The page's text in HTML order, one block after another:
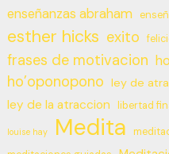
enseñanzas abraham
esther hicks exito
frases de motivacion
ho’oponopono ley de
ley de la atraccion libertad
louise hay Medita